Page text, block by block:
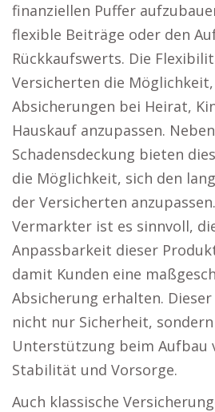
finanziellen Puffer
flexible Beiträge oder den
Rückkaufswerts. Die
Versicherten die
Absicherungen bei Heirat,
Hauskauf anzupassen.
Schadensdeckung bieten
die Möglichkeit, sich den
der Versicherten
Vermarkter ist es sinnvoll,
Anpassbarkeit dieser
damit Kunden eine
Absicherung erhalten.
nicht nur Sicherheit,
Unterstützung beim Aufbau
Stabilität und Vorsorge.
Auch klassische